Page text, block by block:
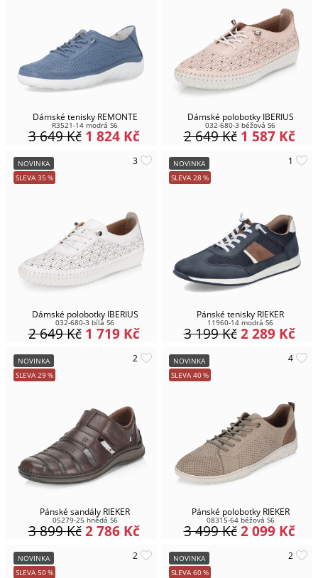
Dámské tenisky REMONTE
R3521-14 modrá S6
1 824 Kč
3 649Kč
Dámské polobotky IBERIUS
032-680-3 béžová S6
1 587 Kč
2 649Kč
NOVINKA
SLEVA 35 %
Dámské polobotky IBERIUS
032-680-3 bílá S6
1 719 Kč
2 649Kč
NOVINKA
SLEVA 28%
Pánské tenisky RIEKER
11960-14 modrá S6
2 289 Kč
3 199Kč
NOVINKA
SLEVA 29%
Pánské sandály RIEKER
05279-25 hnědá S6
2 786 Kč
3 899Kč
NOVINKA
SLEVA 40%
Pánské polobotky RIEKER
08315-64 béžová S6
2 099 Kč
3 499Kč
NOVINKA
SLEVA 50%
NOVINKA
SLEVA 60%